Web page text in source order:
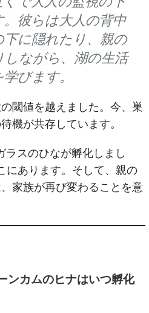
彼らは大人の背中
に隠れたり、親の
しながら、湖の生活
びます。
閾値を越えました。今、巣
機が共存しています。
ラスのひなが孵化しまし
にあります。そして、親の
家族が再び変わることを意
ンカムのヒナはいつ孵化